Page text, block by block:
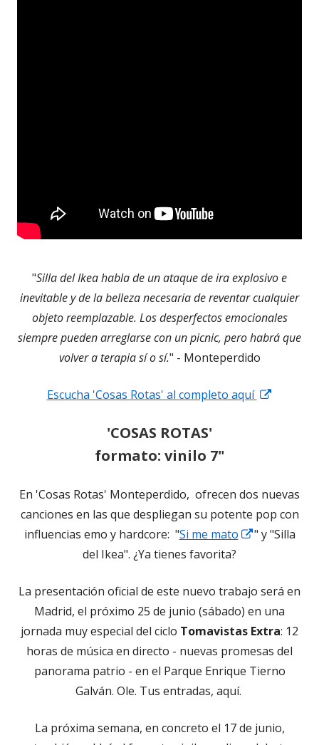
"Silla del Ikea habla de un ataque de ira explosivo e
inevitable y de la belleza necesaria de reventar cualquier
objeto reemplazable. Los desperfectos emocionales
siempre pueden arreglarse con un picnic, pero habrá que
volver a terapia sí o sí." - Monteperdido
Escucha 'Cosas Rotas' al completo aquí
'COSAS ROTAS'
formato: vinilo 7"
En 'Cosas Rotas' Monteperdido, ofrecen dos nuevas
canciones en las que despliegan su potente pop con
influencias emo y hardcore: "Si me mato
Abrir
ventana
nueva
" y "Silla
del Ikea". ¿Ya tienes favorita?
La presentación oficial de este nuevo trabajo será en
Madrid, el próximo 25 de junio (sábado) en una
jornada muy especial del ciclo Tomavistas Extra: 12
horas de música en directo - nuevas promesas del
panorama patrio - en el Parque Enrique Tierno
Galván. Ole. Tus entradas, aquí.
La próxima semana, en concreto el 17 de junio,